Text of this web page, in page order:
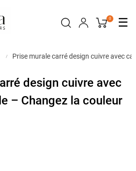
☰
0
Prise murale carré design cuivre avec
design cuivre avec
– Changez la couleur